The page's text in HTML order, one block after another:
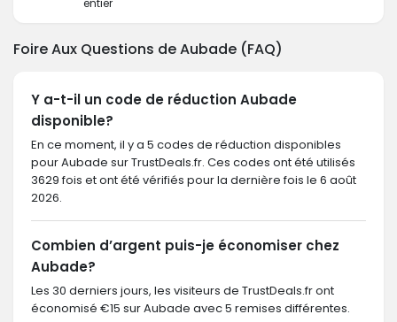
entier
Foire Aux Questions de Aubade (FAQ)
Y a-t-il un code de réduction Aubade
disponible?
En ce moment, il y a 5 codes de réduction disponibles
pour Aubade sur TrustDeals.fr. Ces codes ont été utilisés
3629 fois et ont été vérifiés pour la dernière fois le 6 août
2026.
Combien d’argent puis-je économiser chez
Aubade?
Les 30 derniers jours, les visiteurs de TrustDeals.fr ont
économisé €15 sur Aubade avec 5 remises différentes.